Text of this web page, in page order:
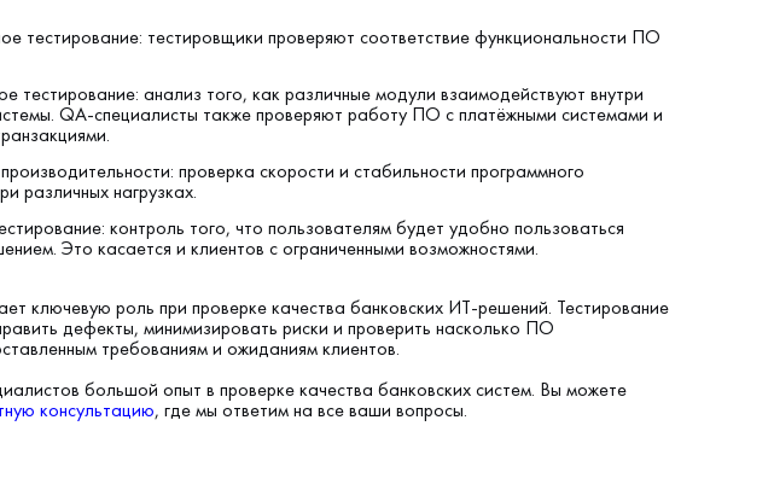
тестирование: тестировщики проверяют соответствие функциональности ПО
тестирование: анализ того, как различные модули взаимодействуют внутри
QA-специалисты также проверяют работу ПО с платёжными системами и
проверка скорости и стабильности программного
различных нагрузках.
контроль того, что пользователям будет удобно пользоваться
Это касается и клиентов с ограниченными возможностями.
ключевую роль при проверке качества банковских ИТ-решений. Тестирование
дефекты, минимизировать риски и проверить насколько ПО
требованиям и ожиданиям клиентов.
большой опыт в проверке качества банковских систем. Вы можете
консультацию, где мы ответим на все ваши вопросы.